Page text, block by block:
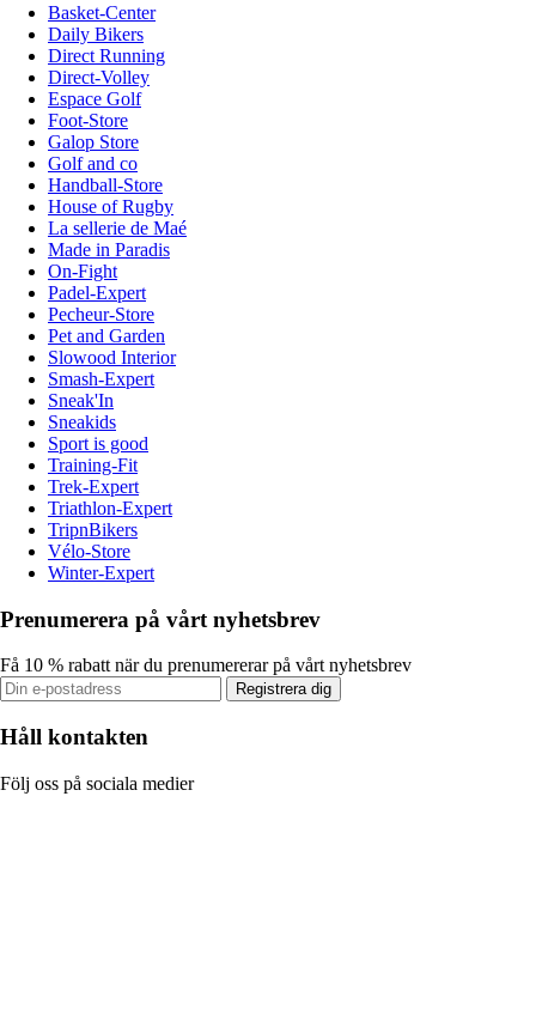
Basket-Center
Daily Bikers
Direct Running
Direct-Volley
Espace Golf
Foot-Store
Galop Store
Golf and co
Handball-Store
House of Rugby
La sellerie de Maé
Made in Paradis
On-Fight
Padel-Expert
Pecheur-Store
Pet and Garden
Slowood Interior
Smash-Expert
Sneak'In
Sneakids
Sport is good
Training-Fit
Trek-Expert
Triathlon-Expert
TripnBikers
Vélo-Store
Winter-Expert
Prenumerera på vårt nyhetsbrev
Få 10 % rabatt när du prenumererar på vårt nyhetsbrev
Registrera dig
Håll kontakten
Följ oss på sociala medier